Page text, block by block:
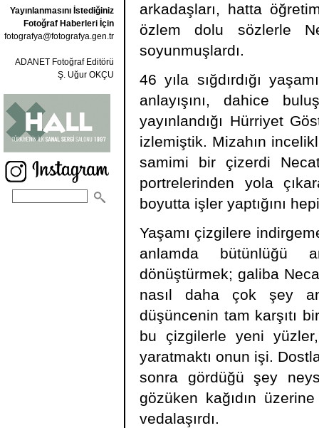
Yayınlanmasını İstediğiniz
Fotoğraf Haberleri İçin
fotografya@fotografya.gen.tr
ADANET Fotoğraf Editörü
Ş. Uğur OKÇU
arkadaşları, hatta
özlem dolu sözlerle
soyunmuşlardı.
46 yıla sığdırdığı
anlayışını, dahice
yayınlandığı Hürriyet
izlemiştik. Mizahın
samimi bir çizerdi
portrelerinden yola
boyutta işler yaptığını
Yaşamı çizgilere
anlamda bütünlüğü
dönüştürmek; galiba
nasıl daha çok şey
düşüncenin tam karşıtı
bu çizgilerle yeni
yaratmaktı onun işi.
sonra gördüğü şey
gözüken kağıdın
vedalaşırdı.